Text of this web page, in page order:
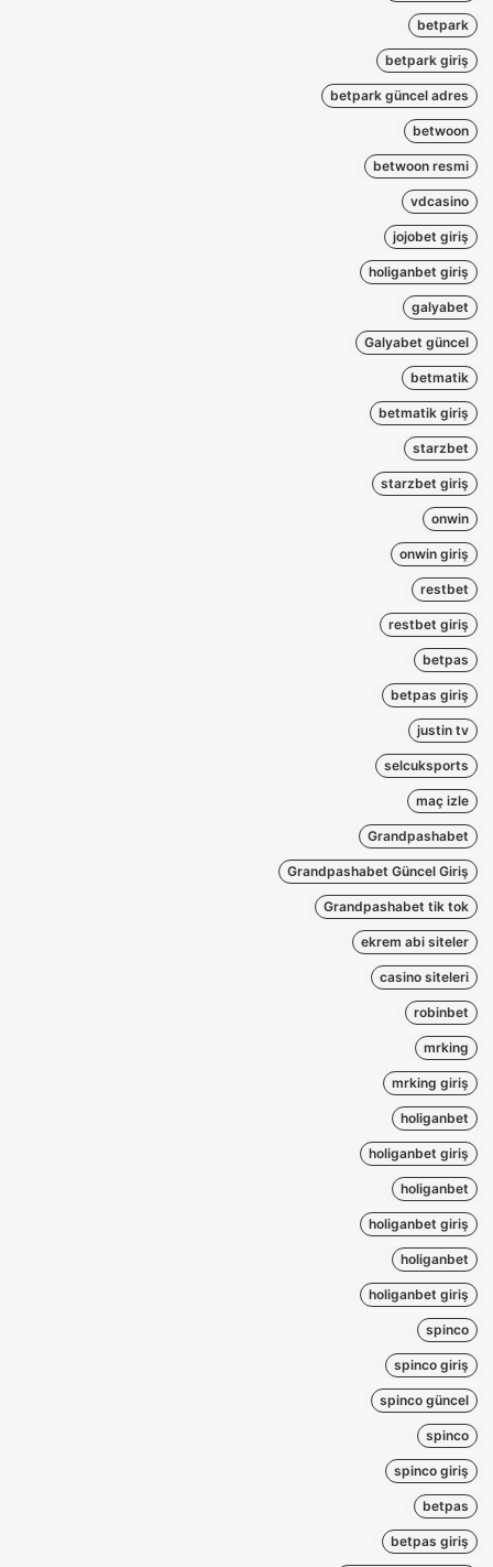
betpark
betpark giriş
betpark güncel adres
betwoon
betwoon resmi
vdcasino
jojobet giriş
holiganbet giriş
galyabet
Galyabet güncel
betmatik
betmatik giriş
starzbet
starzbet giriş
onwin
onwin giriş
restbet
restbet giriş
betpas
betpas giriş
justin tv
selcuksports
maç izle
Grandpashabet
Grandpashabet Güncel Giriş
Grandpashabet tik tok
ekrem abi siteler
casino siteleri
robinbet
mrking
mrking giriş
holiganbet
holiganbet giriş
holiganbet
holiganbet giriş
holiganbet
holiganbet giriş
spinco
spinco giriş
spinco güncel
spinco
spinco giriş
betpas
betpas giriş